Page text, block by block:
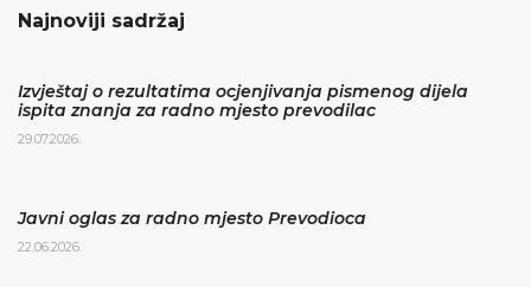
Najnoviji sadržaj
Izvještaj o rezultatima ocjenjivanja pismenog dijela
ispita znanja za radno mjesto prevodilac
29.07.2026.
Javni oglas za radno mjesto Prevodioca
22.06.2026.